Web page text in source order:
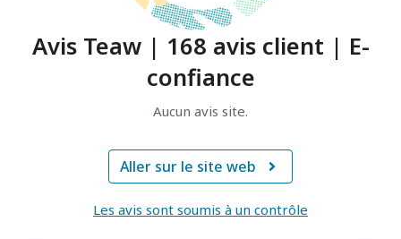
Avis Teaw | 168 avis client | E-
confiance
Aucun avis site.
Aller sur le site web 
Les avis sont soumis à un contrôle